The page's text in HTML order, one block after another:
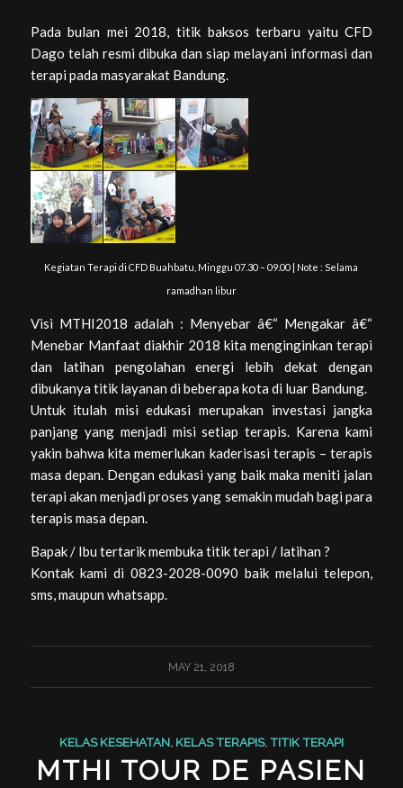
Pada bulan mei 2018, titik baksos terbaru yaitu CFD
Dago telah resmi dibuka dan siap melayani informasi dan
terapi pada masyarakat Bandung.
Kegiatan Terapi di CFD Buahbatu, Minggu 07.30 – 09.00 | Note : Selama
ramadhan libur
Visi MTHI2018 adalah : Menyebar â€“ Mengakar â€“
Menebar Manfaat diakhir 2018 kita menginginkan terapi
dan latihan pengolahan energi lebih dekat dengan
dibukanya titik layanan di beberapa kota di luar Bandung.
Untuk itulah misi edukasi merupakan investasi jangka
panjang yang menjadi misi setiap terapis. Karena kami
yakin bahwa kita memerlukan kaderisasi terapis – terapis
masa depan. Dengan edukasi yang baik maka meniti jalan
terapi akan menjadi proses yang semakin mudah bagi para
terapis masa depan.
Bapak / Ibu tertarik membuka titik terapi / latihan ?
Kontak kami di 0823-2028-0090 baik melalui telepon,
sms, maupun whatsapp.
MAY 21, 2018
KELAS KESEHATAN, KELAS TERAPIS, TITIK TERAPI
MTHI TOUR DE PASIEN